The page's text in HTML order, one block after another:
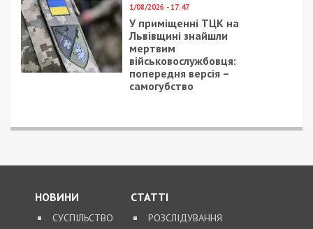
1/08/2026 - 17:47
У приміщенні ТЦК на
Львівщині знайшли
мертвим
військовослужбовця:
попередня версія –
самогубство
НОВИНИ
СУСПІЛЬСТВО
СТАТТІ
РОЗСЛІДУВАННЯ